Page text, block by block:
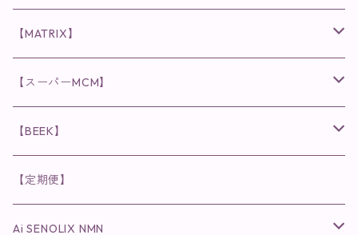
保湿ジェル・クリーム
ディフェンサー
クレンジング
洗顔
◉インナーケア
食品
粒タイプ
◉cocochia
ヘナカラー
ヘアファンデーション
◉美顔器
◉スペシャルケア
◉肌悩み
クレンジング・洗顔
クレンジング・洗顔
化粧水
◉スピケアシリーズ
◉V.O.Sシリーズ
クレンジング・洗顔
化粧水
◉メンズシリーズ
クレンジング・洗顔
化粧水
◉MESシリーズ
まつ毛用美容液
眉毛用美容液
リップアディクト
唇用美容液
ヘアアディクト
スキンケアシリーズ
美容液
【MATRIX】
スキンケアシリーズ
美容液
洗顔
【スーパーMCM】
インナーケア
【BEEK】
インナーケア
【定期便】
Ai SENOLIX NMN